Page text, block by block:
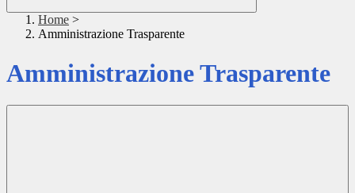
Home >
Amministrazione Trasparente
Amministrazione Trasparente